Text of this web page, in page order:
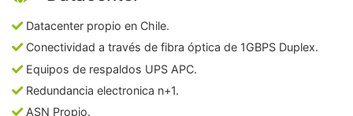
Datacenter propio en Chile.
Conectividad a través de fibra óptica de 1GBPS Duplex.
Equipos de respaldos UPS APC.
Redundancia electronica n+1.
ASN Propio.